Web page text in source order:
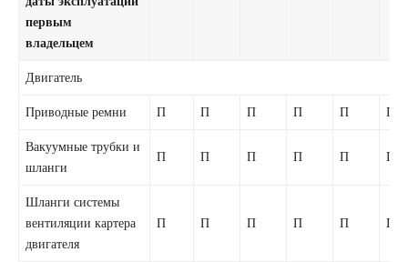
первым
владельцем
Двигатель
Приводные ремни П П П П П П
Вакуумные трубки и
шланги
П П П П П П
Шланги системы
вентиляции картера
двигателя
П П П П П П